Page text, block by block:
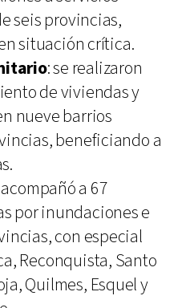
seis provincias,
situación crítica.
: se realizaron
de viviendas y
nueve barrios
beneficiando a
a 67
por inundaciones e
con especial
Reconquista, Santo
Quilmes, Esquel y